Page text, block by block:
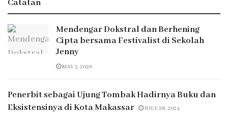
Catatan
Mendengar Dokstral dan Berhening
Cipta bersama Festivalist di Sekolah
Jenny
MAY 2, 2026
Penerbit sebagai Ujung Tombak Hadirnya Buku dan
Eksistensinya di Kota Makassar
JULY 28, 2024